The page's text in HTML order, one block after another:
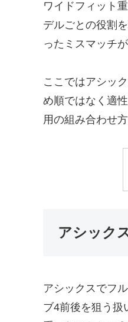
ワイドフィット
デルごとの役割
ったミスマッチ
ここではアシッ
め順ではなく適
用の組み合わせ
アシック
アシックスでフ
ブ4前後を狙う扱